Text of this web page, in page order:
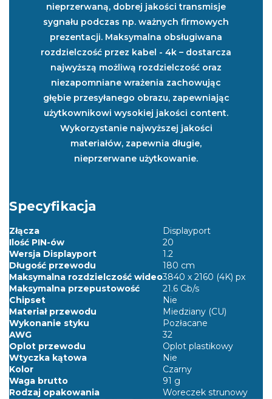
nieprzerwaną, dobrej jakości transmisje
sygnału podczas np. ważnych firmowych
prezentacji. Maksymalna obsługiwana
rozdzielczość przez kabel - 4k – dostarcza
najwyższą możliwą rozdzielczość oraz
niezapomniane wrażenia zachowując
głębie przesyłanego obrazu, zapewniając
użytkownikowi wysokiej jakości content.
Wykorzystanie najwyższej jakości
materiałów, zapewnia długie,
nieprzerwane użytkowanie.
Specyfikacja
Złącza
Displayport
Ilość PIN-ów
20
Wersja Displayport
1.2
Długość przewodu
180 cm
Maksymalna rozdzielczość wideo3840 x 2160 (4K) px
Maksymalna przepustowość
21.6 Gb/s
Chipset
Nie
Materiał przewodu
Miedziany (CU)
Wykonanie styku
Pozłacane
AWG
32
Oplot przewodu
Oplot plastikowy
Wtyczka kątowa
Nie
Kolor
Czarny
Waga brutto
91 g
Rodzaj opakowania
Woreczek strunowy